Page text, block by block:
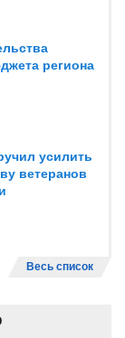
региона
усилить
ветеранов
Весь список